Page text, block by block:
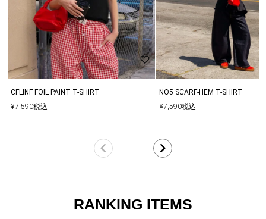
料無料となります。再度、別決済でご購入する際は同梱は出来かね
ます。
▼多くのお客様からアクセスいただいておりますので、他のお客様
と同じタイミングで商品をカートに入れてしまった場合、ご注文頂
いた商品が欠品となる場合もございます。
その場合は、在庫切れのお詫びメールとともに、欠品分の商品をキ
ャンセルした内容にて商品を手配させていただきます。
CFLINF FOIL PAINT T-SHIRT
¥7,590税込
NO5 SCARF-HEM T-SHIRT
¥7,590税込
RANKING ITEMS